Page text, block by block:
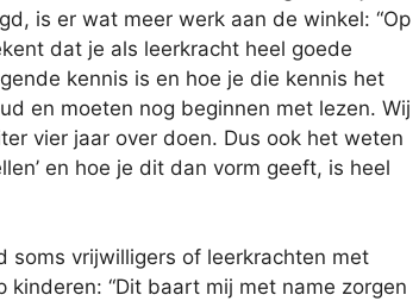
is er wat meer werk aan de winkel: “Op
dat je als leerkracht heel goede
kennis is en hoe je die kennis het
en moeten nog beginnen met lezen. Wij
vier jaar over doen. Dus ook het weten
en hoe je dit dan vorm geeft, is heel
vrijwilligers of leerkrachten met
“Dit baart mij met name zorgen